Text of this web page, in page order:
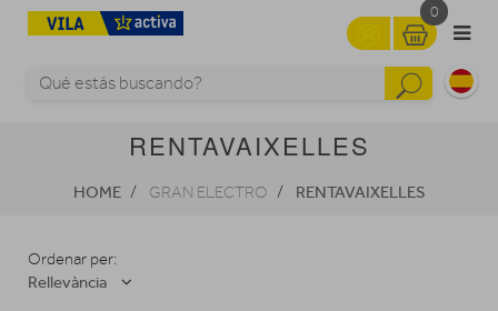
0
RENTAVAIXELLES
HOME GRAN ELECTRO RENTAVAIXELLES
Ordenar per:
Rellevància